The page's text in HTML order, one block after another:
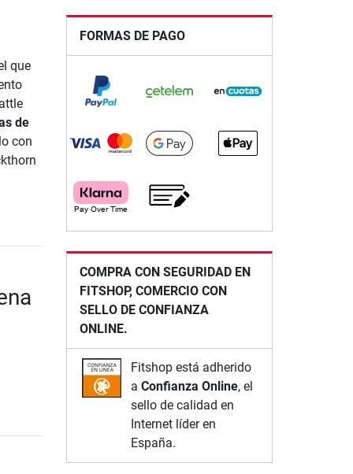
que
de
con
FORMAS DE PAGO
COMPRA CON SEGURIDAD EN
FITSHOP, COMERCIO CON
SELLO DE CONFIANZA
ONLINE.
Fitshop está adherido
a Confianza Online, el
sello de calidad en
Internet líder en
España.